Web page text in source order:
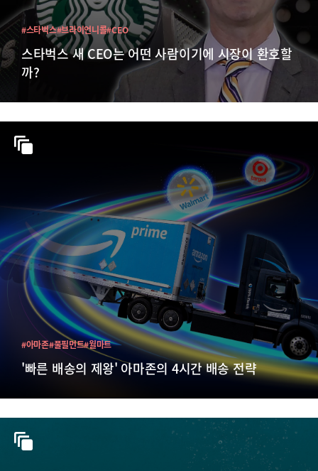
스타벅스 새 CEO는 어떤 사람이기에 시장이 환호할
까?
#스타벅스#브라이언니콜#CEO
'빠른 배송의 제왕' 아마존의 4시간 배송 전략
#아마존#풀필먼트#월마트